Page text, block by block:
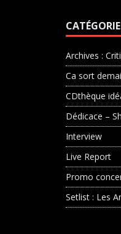
Archives :
Ca sort
CDthèque
Dédicace –
Interview
Live Report
Promo
Setlist : Les